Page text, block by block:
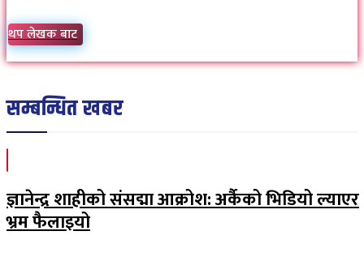
थप लेखक बाट
सम्बन्धित खबर
ज्ञानेन्द्र शाहीको संसद्मा आक्रोश: अर्कैको भिडियो ल्याएर
भ्रम फैलाइयो